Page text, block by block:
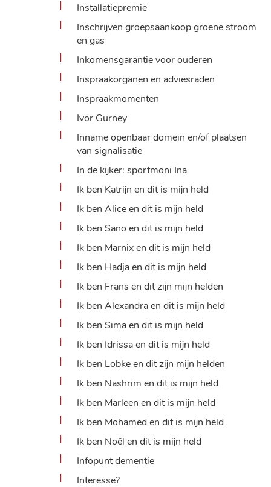
Installatiepremie
Inschrijven groepsaankoop groene stroom
en gas
Inkomensgarantie voor ouderen
Inspraakorganen en adviesraden
Inspraakmomenten
Ivor Gurney
Inname openbaar domein en/of plaatsen
van signalisatie
In de kijker: sportmoni Ina
Ik ben Katrijn en dit is mijn held
Ik ben Alice en dit is mijn held
Ik ben Sano en dit is mijn held
Ik ben Marnix en dit is mijn held
Ik ben Hadja en dit is mijn held
Ik ben Frans en dit zijn mijn helden
Ik ben Alexandra en dit is mijn held
Ik ben Sima en dit is mijn held
Ik ben Idrissa en dit is mijn held
Ik ben Lobke en dit zijn mijn helden
Ik ben Nashrim en dit is mijn held
Ik ben Marleen en dit is mijn held
Ik ben Mohamed en dit is mijn held
Ik ben Noël en dit is mijn held
Infopunt dementie
Interesse?